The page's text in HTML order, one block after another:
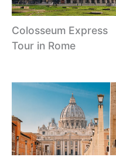
Colosseum Express
Tour in Rome